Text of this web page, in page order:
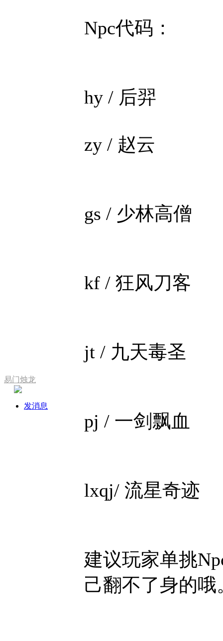
易门烛龙
发消息
Npc代码：
hy / 后羿
zy / 赵云
gs / 少林高僧
kf / 狂风刀客
jt / 九天毒圣
pj / 一剑飘血
lxqj/ 流星奇迹
建议玩家单挑
己翻不了身的哦